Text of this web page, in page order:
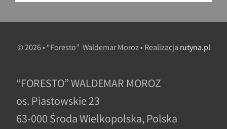
© 2026 • “Foresto” Waldemar Moroz • Realizacja rutyna.pl
“FORESTO” WALDEMAR MOROZ
os. Piastowskie 23
63-000 Środa Wielkopolska, Polska